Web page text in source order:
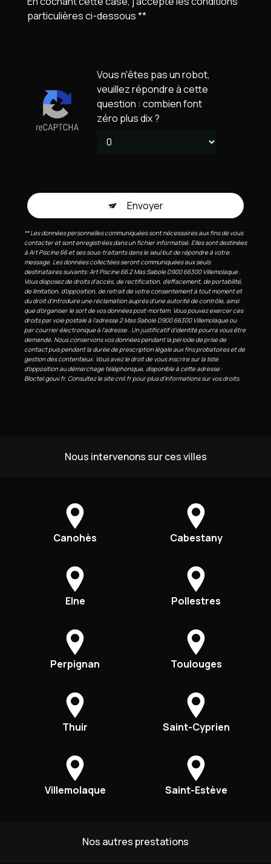
particulières ci-dessous **
Vous n'êtes pas un robot,
veuillez répondre à cette
question : combien font
zéro plus dix ?
Envoyer
** Les données personnelles communiquées sont nécessaires aux fins de vous
contacter et sont enregistrées dans un fichier informatisé. Elles sont destinées
à Art Piscine 66 et ses sous-traitants dans le seul but de répondre à votre
message. Les données collectées seront communiquées aux seuls
destinataires suivants: Art Piscine 66 2 Mas Sabole D900 66300 Villemolaque .
Vous disposez de droits d’accès, de rectification, d’effacement, de portabilité,
de limitation, d’opposition, de retrait de votre consentement à tout moment et
du droit d’introduire une réclamation auprès d’une autorité de contrôle, ainsi
que d’organiser le sort de vos données post-mortem. Vous pouvez exercer ces
droits par voie postale à l'adresse 2 Mas Sabole D900 66300 Villemolaque ou
par courrier électronique à l'adresse . Un justificatif d'identité pourra vous être
demandé. Nous conservons vos données pendant la période de prise de
contact puis pendant la durée de prescription légale aux fins probatoires et de
gestion des contentieux. Vous avez le droit de vous inscrire sur la liste
d'opposition au démarchage téléphonique, disponible à cette adresse :
Bloctel.gouv.fr. Consultez le site cnil.fr pour plus d’informations sur vos droits.
Nous intervenons sur ces villes
Canohès Cabestany
Elne Pollestres
Perpignan Toulouges
Thuir Saint-Cyprien
Villemolaque Saint-Estève
Nos autres prestations